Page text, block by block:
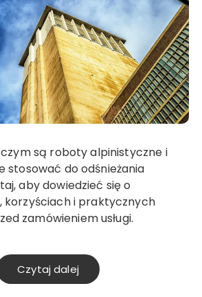
stosować do odśnieżania
aby dowiedzieć się o
korzyściach i praktycznych
zamówieniem usługi.
Czytaj dalej